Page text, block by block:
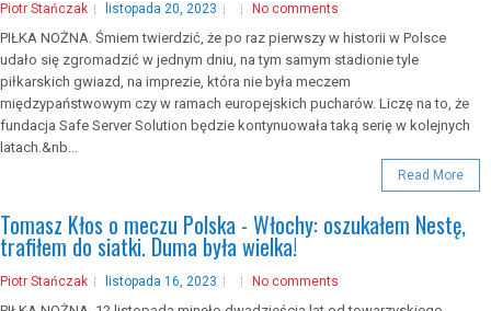
Piotr Stańczak listopada 20, 2023 No comments
PIŁKA NOŻNA. Śmiem twierdzić, że po raz pierwszy w historii w Polsce
udało się zgromadzić w jednym dniu, na tym samym stadionie tyle
piłkarskich gwiazd, na imprezie, która nie była meczem
międzypaństwowym czy w ramach europejskich pucharów. Liczę na to, że
fundacja Safe Server Solution będzie kontynuowała taką serię w kolejnych
latach.&nb...
Read More
Tomasz Kłos o meczu Polska - Włochy: oszukałem Nestę,
trafiłem do siatki. Duma była wielka!
Piotr Stańczak listopada 16, 2023 No comments